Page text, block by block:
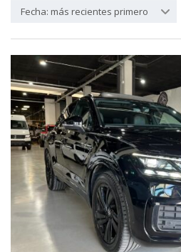
Fecha: más recientes primero